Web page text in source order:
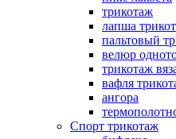
трикотаж
лапша
пальтовый
велюр
трикотаж
вафля
ангора
Спорт трикотаж